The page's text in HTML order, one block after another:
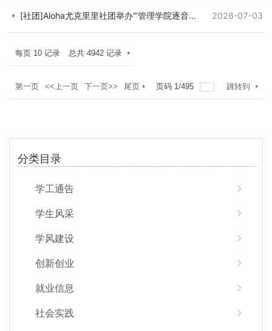
[社团]Aloha尤克里里社团举办“‘管理学院逐音赴夏’活力音乐挑战赛”。 2026-07-03
每页 10 记录 总共 4942 记录
第一页 <<上一页 下一页>> 尾页 页码 1/495 跳转到
分类目录
学工通告
学生风采
学风建设
创新创业
就业信息
社会实践